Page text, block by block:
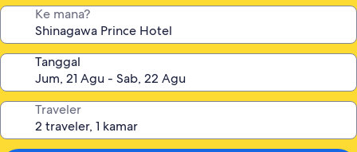
Ke mana?
Tanggal
Traveler